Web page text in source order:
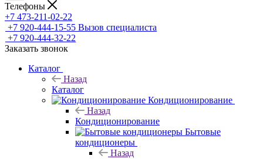
Телефоны
+7 473-211-02-22
+7 920-444-15-55 Вызов специалиста
+7 920-444-32-22
Заказать звонок
Каталог
Назад
Каталог
Кондиционирование
Назад
Кондиционирование
Бытовые
кондиционеры
Назад